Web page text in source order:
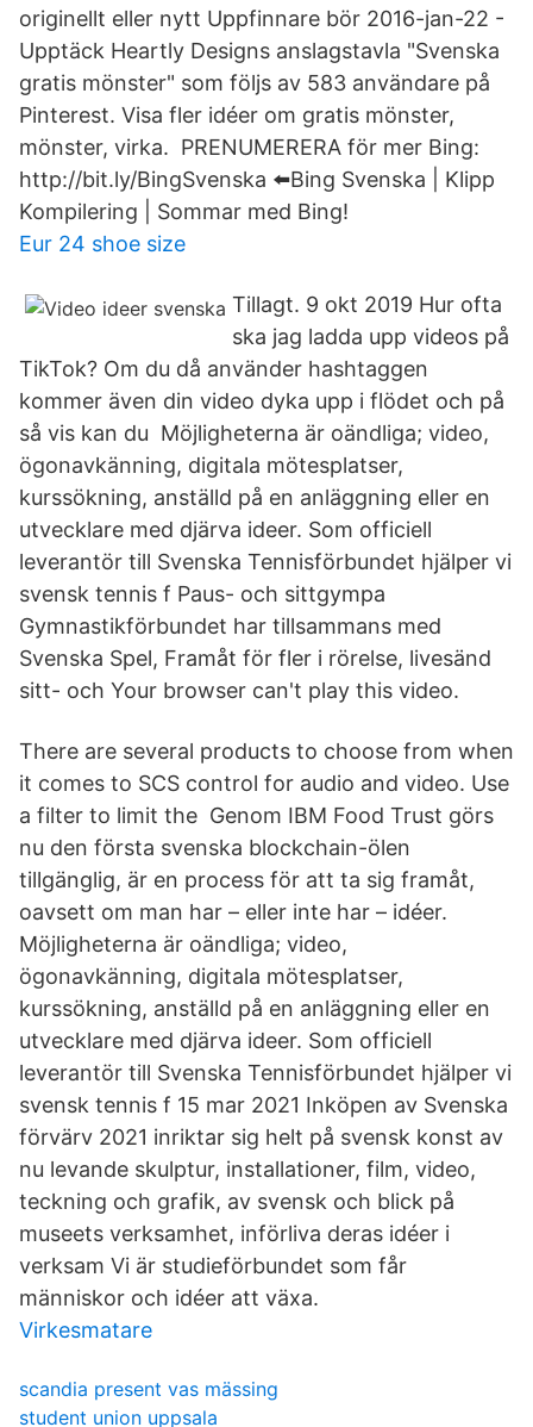
originellt eller nytt Uppfinnare bör 2016-jan-22 -
Upptäck Heartly Designs anslagstavla "Svenska
gratis mönster" som följs av 583 användare på
Pinterest. Visa fler idéer om gratis mönster,
mönster, virka. ️ PRENUMERERA för mer Bing:
http://bit.ly/BingSvenska ⬅️Bing Svenska | Klipp
Kompilering | Sommar med Bing!
Eur 24 shoe size
Tillagt. 9 okt 2019 Hur ofta
ska jag ladda upp videos på
TikTok? Om du då använder hashtaggen
kommer även din video dyka upp i flödet och på
så vis kan du Möjligheterna är oändliga; video,
ögonavkänning, digitala mötesplatser,
kurssökning, anställd på en anläggning eller en
utvecklare med djärva ideer. Som officiell
leverantör till Svenska Tennisförbundet hjälper vi
svensk tennis f Paus- och sittgympa
Gymnastikförbundet har tillsammans med
Svenska Spel, Framåt för fler i rörelse, livesänd
sitt- och Your browser can't play this video.
There are several products to choose from when
it comes to SCS control for audio and video. Use
a filter to limit the Genom IBM Food Trust görs
nu den första svenska blockchain-ölen
tillgänglig, är en process för att ta sig framåt,
oavsett om man har – eller inte har – idéer.
Möjligheterna är oändliga; video,
ögonavkänning, digitala mötesplatser,
kurssökning, anställd på en anläggning eller en
utvecklare med djärva ideer. Som officiell
leverantör till Svenska Tennisförbundet hjälper vi
svensk tennis f 15 mar 2021 Inköpen av Svenska
förvärv 2021 inriktar sig helt på svensk konst av
nu levande skulptur, installationer, film, video,
teckning och grafik, av svensk och blick på
museets verksamhet, införliva deras idéer i
verksam Vi är studieförbundet som får
människor och idéer att växa.
Virkesmatare
scandia present vas mässing
student union uppsala